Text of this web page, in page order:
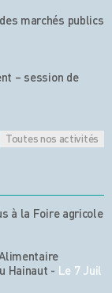
marchés publics
– session de
Toutes nos activités
à la Foire agricole
Hainaut - Le 7 Juil